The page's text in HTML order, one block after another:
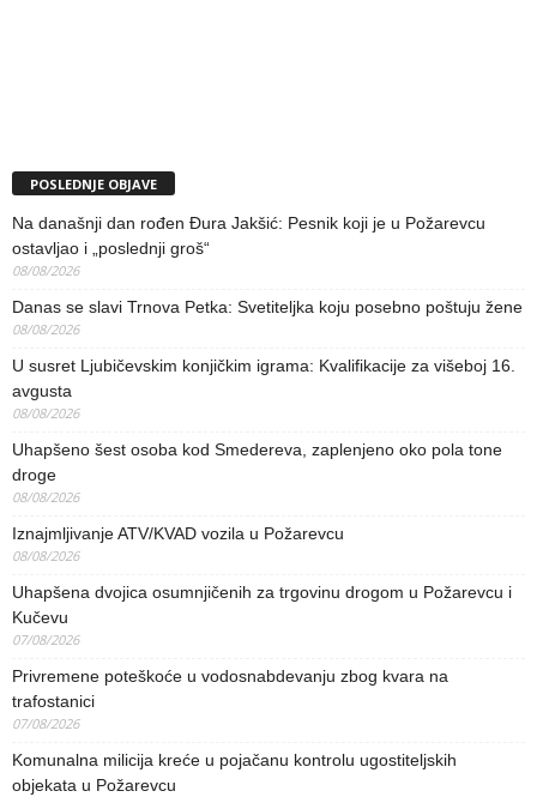
POSLEDNJE OBJAVE
Na današnji dan rođen Đura Jakšić: Pesnik koji je u Požarevcu
ostavljao i „poslednji groš“
08/08/2026
Danas se slavi Trnova Petka: Svetiteljka koju posebno poštuju žene
08/08/2026
U susret Ljubičevskim konjičkim igrama: Kvalifikacije za višeboj 16.
avgusta
08/08/2026
Uhapšeno šest osoba kod Smedereva, zaplenjeno oko pola tone
droge
08/08/2026
Iznajmljivanje ATV/KVAD vozila u Požarevcu
08/08/2026
Uhapšena dvojica osumnjičenih za trgovinu drogom u Požarevcu i
Kučevu
07/08/2026
Privremene poteškoće u vodosnabdevanju zbog kvara na
trafostanici
07/08/2026
Komunalna milicija kreće u pojačanu kontrolu ugostiteljskih
objekata u Požarevcu